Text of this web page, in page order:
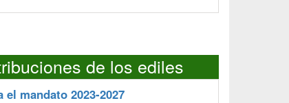
de los ediles
el mandato 2023-2027